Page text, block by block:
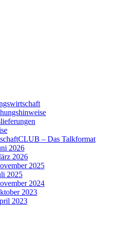
– Das Talkformat
2026
2026
2025
2025
2024
2023
2023